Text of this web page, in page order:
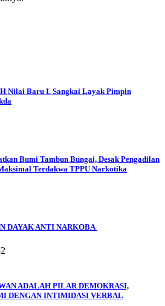
Nilai Baru I. Sangkai Layak Pimpin
Bumi Tambun Bungai, Desak Pengadilan
Terdakwa TPPU Narkotika
DAYAK ANTI NARKOBA
ADALAH PILAR DEMOKRASI,
DENGAN INTIMIDASI VERBAL